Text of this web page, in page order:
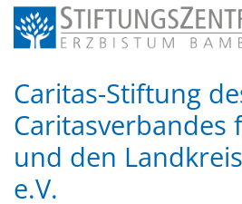
Zum Inhalt springen
Caritas-Stiftung
Caritasverbandes
und den
e.V.